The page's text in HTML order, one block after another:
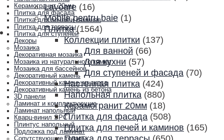
Керамогранит 20мм
Плитка для фасада
Плитка для печей и каминов
Плитка для террасы
Плитка для ступеней
Декоры
Мозаика
Декоративная мозаика
Мозаика из натурального камня
Мозаика для бассейнов
Декоративный камень
Декоративный камень из гипса
Декоративный камень из бетона
3D панели
Ламинат и комплектующие
Ламинат напольный
Кварц-винил SPC
Плинтус напольный
Подложка под ламинат
Сопутствующие товары
Lavoare (16)
Mobila pentru baie (1)
Плитка (1564)
Коллекции плитки (137)
Для ванной (66)
Для кухни (57)
Для ступеней и фасада (70)
Настенная плитка (424)
Напольная плитка (880)
Керамогранит 20мм (18)
Плитка для фасада (508)
Плитка для печей и каминов (165)